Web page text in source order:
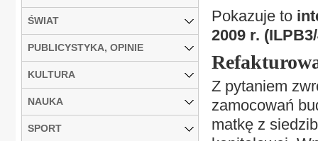
Pokazuje to
2009 r.
Z pytaniem
zamocowań
matkę z
ŚWIAT
PUBLICYSTYKA, OPINIE
KULTURA
NAUKA
SPORT